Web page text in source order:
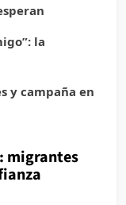
la
y campaña en
migrantes